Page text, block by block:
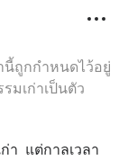
นี้ถูกกำหนดไว้อยู่
มเก่าเป็นตัว
า  แต่กาลเวลา